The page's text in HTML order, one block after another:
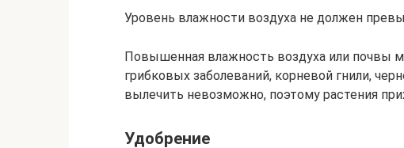
Уровень влажности воздуха не должен
Повышенная влажность воздуха или почвы
грибковых заболеваний, корневой гнили,
вылечить невозможно, поэтому растения
Удобрение